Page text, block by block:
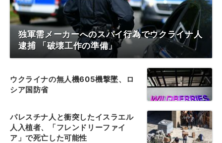
独軍需メーカーへのスパイ行為でウクライナ人
逮捕 「破壊工作の準備」
ウクライナの無人機605機撃墜、ロ
シア国防省
パレスチナ人と衝突したイスラエル
人入植者、「フレンドリーファイ
ア」で死亡した可能性